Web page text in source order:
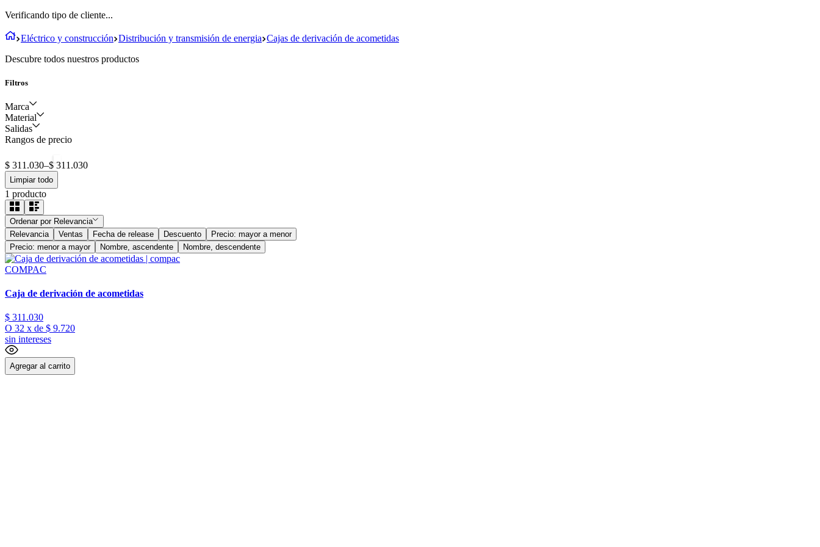
Verificando tipo de cliente...
Eléctrico y construcción Distribución y transmisión de energia Cajas de derivación de acometidas
Descubre todos nuestros productos
Filtros
Marca
COMPAC
Material
Policarbonato
Salidas
monofásicas
Rangos de precio
$ 311.030–$ 311.030
Limpiar todo
1 producto
Ordenar por Relevancia
Relevancia
Ventas Fecha de release Descuento
Precio: mayor a menor
Precio: menor a mayor
Nombre, ascendente Nombre, descendente
COMPAC
Caja de derivación de acometidas
$ 311.030
O 32 x de $ 9.720
sin intereses
Agregar al carrito